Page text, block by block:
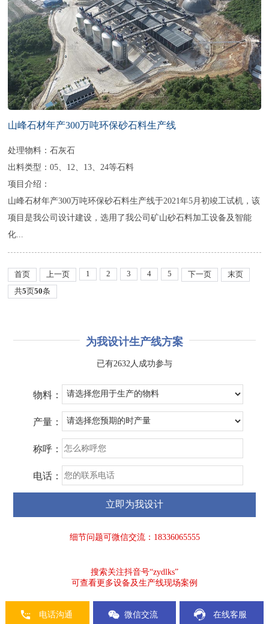
山峰石材年产300万吨环保砂石料生产线
处理物料：石灰石
出料类型：05、12、13、24等石料
项目介绍：
山峰石材年产300万吨环保砂石料生产线于2021年5月初竣工试机，该
项目是我公司设计建设，选用了我公司矿山砂石料加工设备及智能
化...
首页 上一页 1 2 3 4 5 下一页
末页
共5页50条
为我设计生产线方案
已有2632人成功参与
物料：
产量：
称呼：
电话：
细节问题可微信交流：18336065555
搜索关注抖音号“zydlks”
可查看更多设备及生产线现场案例
电话沟通 微信交流 在线客服